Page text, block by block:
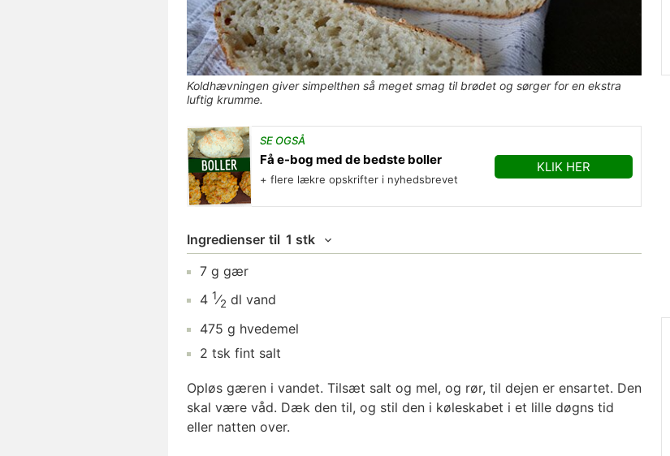
Koldhævningen giver simpelthen så meget smag til brødet og sørger for en ekstra
luftig krumme.
SE OGSÅ
Få e-bog med de bedste boller
+ flere lækre opskrifter i nyhedsbrevet
KLIK HER
Ingredienser til 1 stk
7 g gær
4 1⁄2 dl vand
475 g hvedemel
2 tsk fint salt
Opløs gæren i vandet. Tilsæt salt og mel, og rør, til dejen er ensartet. Den
skal være våd. Dæk den til, og stil den i køleskabet i et lille døgns tid
eller natten over.